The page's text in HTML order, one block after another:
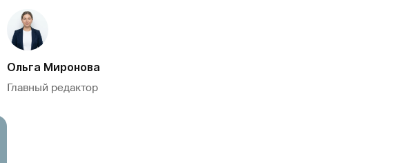
Ольга Миронова
Главный редактор